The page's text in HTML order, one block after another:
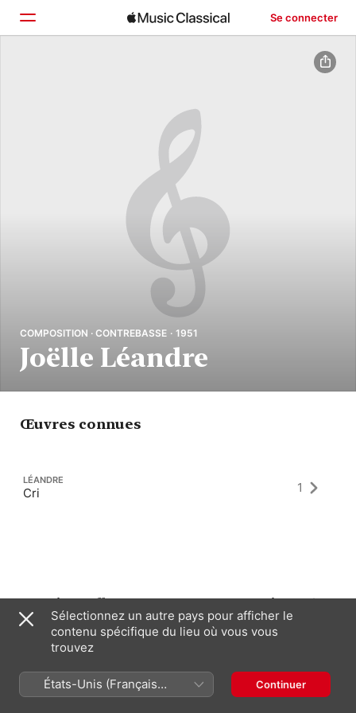
Se connecter
COMPOSITION · CONTREBASSE · 1951
Joëlle Léandre
Œuvres connues
LÉANDRE
Cri 1
Derniers albums comme : Compositeur
Sélectionnez un autre pays pour afficher le
contenu spécifique du lieu où vous vous
trouvez
États-Unis (Français
France)
Continuer